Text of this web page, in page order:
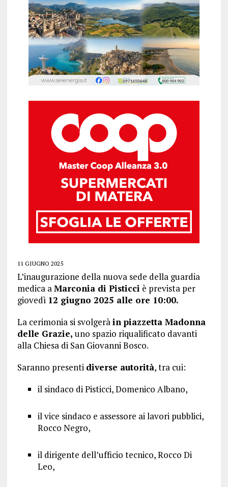
11 GIUGNO 2025
L’inaugurazione della nuova sede della guardia
medica aMarconia di Pisticci è prevista per
giovedì 12 giugno 2025 alle ore 10:00.
La cerimonia si svolgeràin piazzetta Madonna
delle Grazie, uno spazio riqualificato davanti
alla Chiesa di San Giovanni Bosco.
Saranno presenti diverse autorità, tra cui:
il sindaco di Pisticci, Domenico Albano,
il vice sindaco e assessore ai lavori pubblici,
Rocco Negro,
il dirigente dell’ufficio tecnico, Rocco Di
Leo,